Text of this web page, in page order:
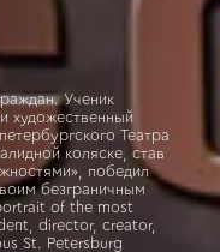
Ученик
художественный
Театра
коляске, став
победил
безграничным
of the most
director, creator,
St. Petersburg